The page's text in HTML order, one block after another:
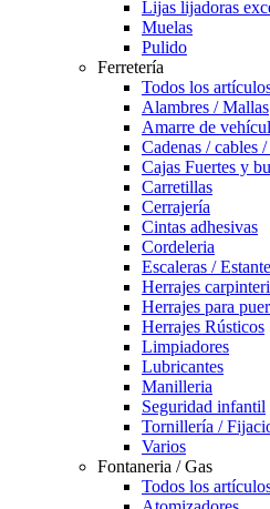
Lijas lijadoras
Muelas
Pulido
Ferretería
Todos los
Alambres / Mallas
Amarre de
Cadenas / cables
Cajas Fuertes y
Carretillas
Cerrajería
Cintas adhesivas
Cordeleria
Escaleras /
Herrajes
Herrajes para
Herrajes Rústicos
Limpiadores
Lubricantes
Manilleria
Seguridad infantil
Tornillería /
Varios
Fontaneria / Gas
Todos los